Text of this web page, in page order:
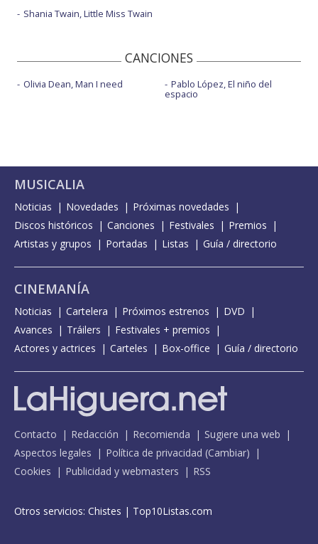
Shania Twain, Little Miss Twain
CANCIONES
Olivia Dean, Man I need Pablo López, El niño del
espacio
MUSICALIA
Noticias Novedades
Próximas novedades
Discos históricos
Canciones Festivales
Premios
Artistas y grupos
Portadas Listas Guía / directorio
CINEMANÍA
Noticias Cartelera Próximos estrenos
DVD
Avances
Tráilers
Festivales + premios
Actores y actrices
Carteles Box-office Guía / directorio
Contacto Redacción Recomienda
Sugiere una web
Aspectos legales
Política de privacidad (Cambiar)
Cookies
Publicidad y webmasters RSS
Otros servicios: Chistes | Top10Listas.com